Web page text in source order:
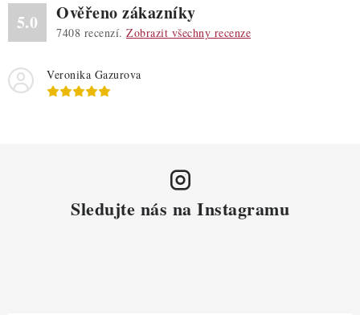
5.0 Ověřeno zákazníky
7408 recenzí. Zobrazit všechny recenze
Veronika Gazurova
Sledujte nás na Instagramu